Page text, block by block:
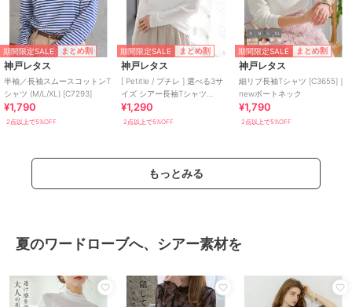
期間限定SALE まとめ割
神戸レタス
半袖／長袖スムースコットンT
シャツ (M/L/XL) [C7293]
¥1,790
2点以上で5%OFF
期間限定SALE まとめ割
神戸レタス
[ Petitle / プチレ ] 選べる3サ
イズ シアー長袖Tシャツ
[C7708]
¥1,290
2点以上で5%OFF
期間限定SALE まとめ割
神戸レタス
細リブ長袖Tシャツ [C3655]｜
newボートネック
¥1,790
2点以上で5%OFF
もっとみる
夏のワードローブへ、シアー素材を